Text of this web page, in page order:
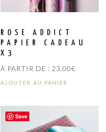
ROSE ADDICT
PAPIER CADEAU
X3
À PARTIR DE : 23,00€
AJOUTER AU PANIER
Save